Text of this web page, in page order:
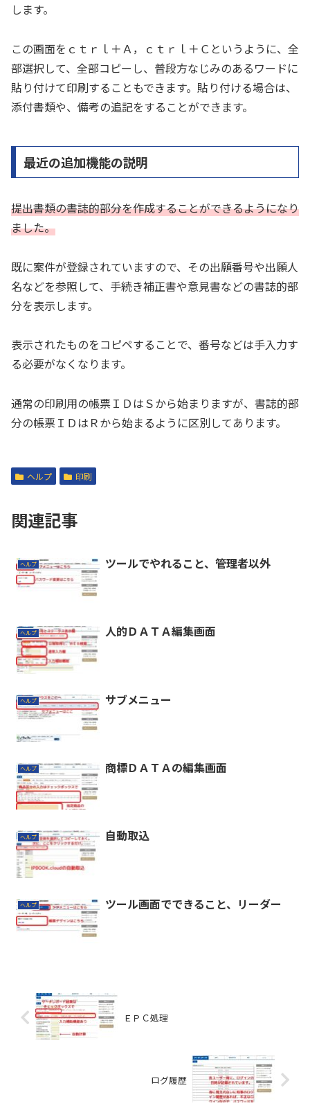
します。
この画面をｃｔｒｌ＋Ａ，ｃｔｒｌ＋Ｃというように、全
部選択して、全部コピーし、普段方なじみのあるワードに
貼り付けて印刷することもできます。貼り付ける場合は、
添付書類や、備考の追記をすることができます。
最近の追加機能の説明
提出書類の書誌的部分を作成することができるようになり
ました。
既に案件が登録されていますので、その出願番号や出願人
名などを参照して、手続き補正書や意見書などの書誌的部
分を表示します。
表示されたものをコピペすることで、番号などは手入力す
る必要がなくなります。
通常の印刷用の帳票ＩＤはＳから始まりますが、書誌的部
分の帳票ＩＤはＲから始まるように区別してあります。
ヘルプ 印刷
関連記事
ヘルプ ツールでやれること、管理者以外
ヘルプ 人的ＤＡＴＡ編集画面
ヘルプ サブメニュー
ヘルプ 商標ＤＡＴＡの編集画面
ヘルプ 自動取込
ヘルプ ツール画面でできること、リーダー
ＥＰＣ処理
ログ履歴